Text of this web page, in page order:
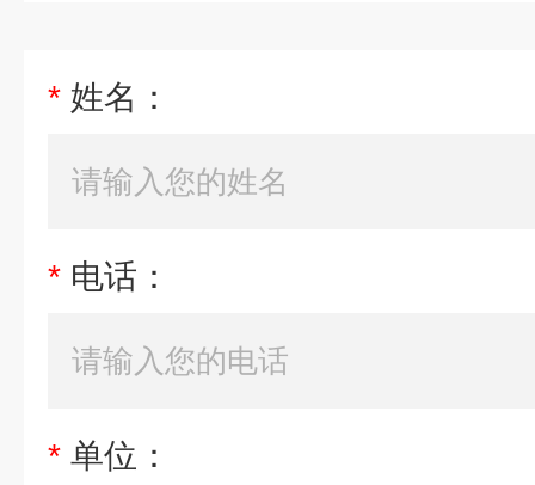
* 姓名：
* 电话：
* 单位：